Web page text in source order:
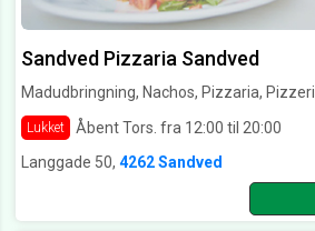
Sandved Pizzaria Sandved
Madudbringning, Nachos, Pizzaria,
Lukket
Åbent Tors. fra 12:00 til 20:00
Langgade 50, 4262 Sandved